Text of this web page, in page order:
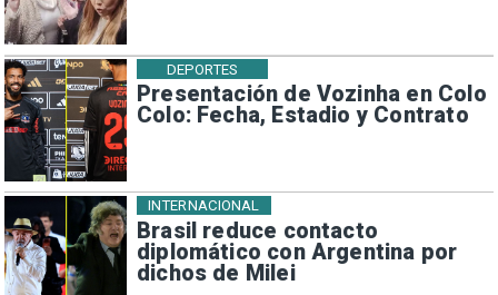
Presentación de Vozinha en Colo
Colo: Fecha, Estadio y Contrato
DEPORTES
Brasil reduce contacto
diplomático con Argentina por
dichos de Milei
INTERNACIONAL